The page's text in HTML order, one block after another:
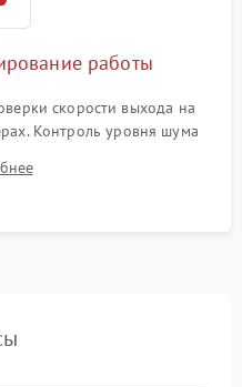
работы
скорости выхода на
Контроль уровня шума
стенок и корректного
оттайки.